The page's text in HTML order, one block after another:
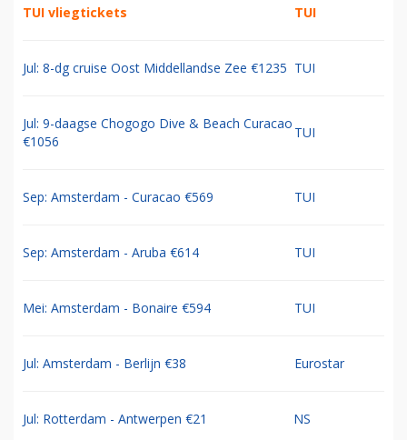
TUI vliegtickets TUI
Jul: 8-dg cruise Oost Middellandse Zee €1235 TUI
Jul: 9-daagse Chogogo Dive & Beach Curacao
€1056
TUI
Sep: Amsterdam - Curacao €569 TUI
Sep: Amsterdam - Aruba €614 TUI
Mei: Amsterdam - Bonaire €594 TUI
Jul: Amsterdam - Berlijn €38 Eurostar
Jul: Rotterdam - Antwerpen €21 NS